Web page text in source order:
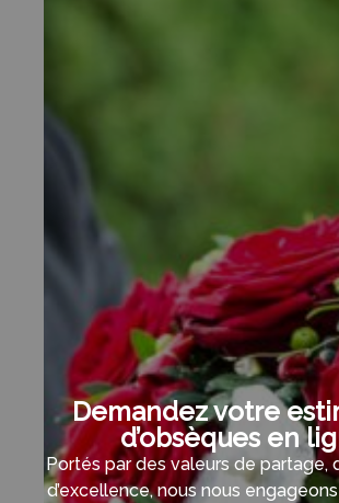
Demandez votre
d’obsèques en
Portés par des valeurs de partage,
d’excellence, nous nous